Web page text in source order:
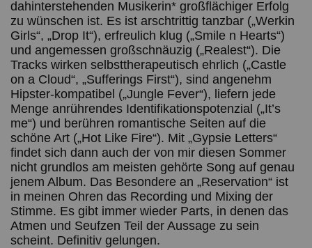
dahinterstehenden Musikerin* großflächiger Erfolg
zu wünschen ist. Es ist arschtrittig tanzbar („Werkin
Girls“, „Drop It“), erfreulich klug („Smile n Hearts“)
und angemessen großschnäuzig („Realest“). Die
Tracks wirken selbsttherapeutisch ehrlich („Castle
on a Cloud“, „Sufferings First“), sind angenehm
Hipster-kompatibel („Jungle Fever“), liefern jede
Menge anrührendes Identifikationspotenzial („It’s
me“) und berühren romantische Seiten auf die
schöne Art („Hot Like Fire“). Mit „Gypsie Letters“
findet sich dann auch der von mir diesen Sommer
nicht grundlos am meisten gehörte Song auf genau
jenem Album. Das Besondere an „Reservation“ ist
in meinen Ohren das Recording und Mixing der
Stimme. Es gibt immer wieder Parts, in denen das
Atmen und Seufzen Teil der Aussage zu sein
scheint. Definitiv gelungen.